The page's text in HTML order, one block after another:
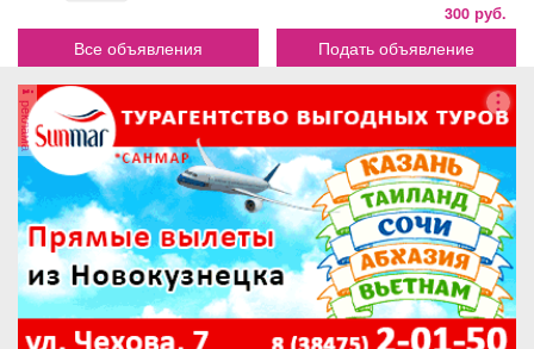
300 руб.
Все объявления Подать объявление
реклама